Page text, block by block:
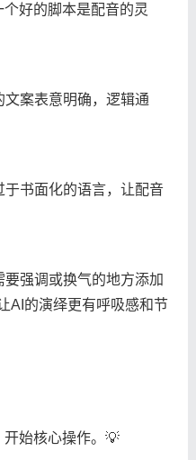
好的脚本是配音的灵
文案表意明确，逻辑通
于书面化的语言，让配音
要强调或换气的地方添加
AI的演绎更有呼吸感和节
始核心操作。💡